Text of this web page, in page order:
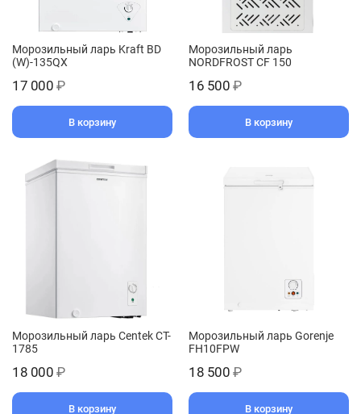
Морозильный ларь Kraft BD
(W)-135QX
17 000 ₽
В корзину
Морозильный ларь
NORDFROST CF 150
16 500 ₽
В корзину
Морозильный ларь Centek CT-
1785
18 000 ₽
В корзину
Морозильный ларь Gorenje
FH10FPW
18 500 ₽
В корзину